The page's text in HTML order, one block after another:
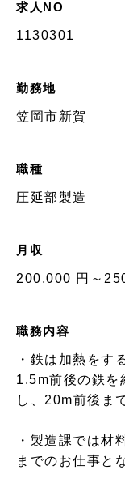
求人NO
1130301
勤務地
笠岡市新賀
職種
圧延部製造
月収
200,000 円～
職務内容
・鉄は加熱をす
1.5m前後の鉄
し、20m前後ま
・製造課では材
までのお仕事と